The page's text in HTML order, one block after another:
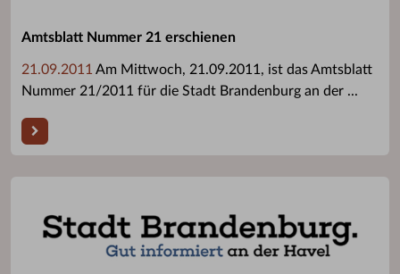
Amtsblatt Nummer 21 erschienen
21.09.2011 Am Mittwoch, 21.09.2011, ist das Amtsblatt
Nummer 21/2011 für die Stadt Brandenburg an der ...